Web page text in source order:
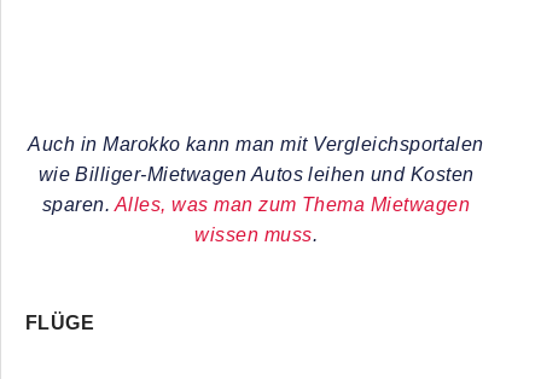
Auch in Marokko kann man mit Vergleichsportalen
wie Billiger-Mietwagen Autos leihen und Kosten
sparen. Alles, was man zum Thema Mietwagen
wissen muss.
FLÜGE